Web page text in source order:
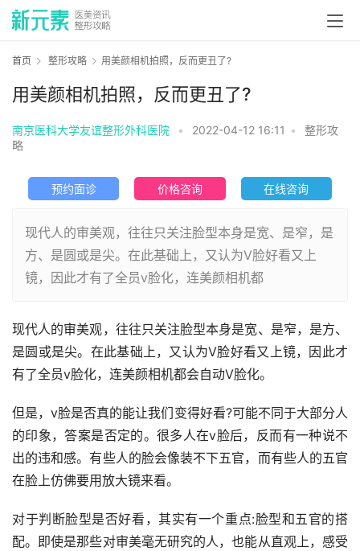
首页 整形攻略 用美颜相机拍照，反而更丑了?
用美颜相机拍照，反而更丑了?
南京医科大学友谊整形外科医院 • 2022-04-12 16:11 •
整形攻
略
预约面诊 价格咨询 在线咨询
现代人的审美观，往往只关注脸型本身是宽、是窄，是
方、是圆或是尖。在此基础上，又认为V脸好看又上
镜，因此才有了全员v脸化，连美颜相机都
现代人的审美观，往往只关注脸型本身是宽、是窄，是方、
是圆或是尖。在此基础上，又认为V脸好看又上镜，因此才
有了全员v脸化，连美颜相机都会自动V脸化。
但是，v脸是否真的能让我们变得好看?可能不同于大部分人
的印象，答案是否定的。很多人在v脸后，反而有一种说不
出的违和感。有些人的脸会像装不下五官，而有些人的五官
在脸上仿佛要用放大镜来看。
对于判断脸型是否好看，其实有一个重点:脸型和五官的搭
配。即使是那些对审美毫无研究的人，也能从直观上，感受